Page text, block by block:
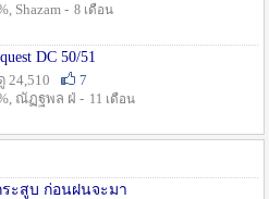
Shazam - 8 เดือน
DC 50/51
24,510
7
ณัฏฐพล ฝ่ - 11 เดือน
ะสูบ ก่อนฝนจะมา